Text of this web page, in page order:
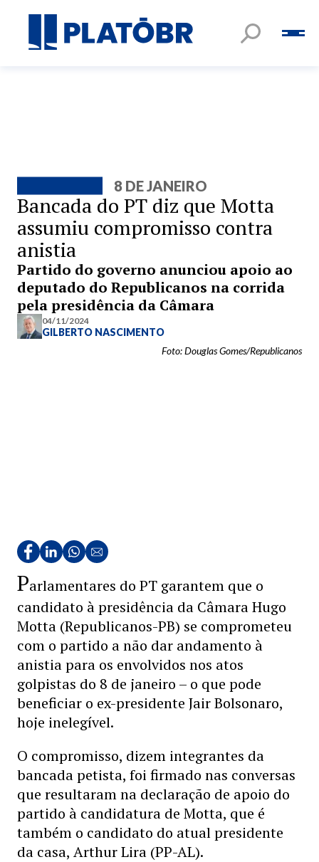
8 DE JANEIRO
Bancada do PT diz que Motta
assumiu compromisso contra
anistia
Partido do governo anunciou apoio ao
deputado do Republicanos na corrida
pela presidência da Câmara
04/11/2024
GILBERTO NASCIMENTO
Foto: Douglas Gomes/Republicanos
Parlamentares do PT garantem que o
candidato à presidência da Câmara Hugo
Motta (Republicanos-PB) se comprometeu
com o partido a não dar andamento à
anistia para os envolvidos nos atos
golpistas do 8 de janeiro – o que pode
beneficiar o ex-presidente Jair Bolsonaro,
hoje inelegível.
O compromisso, dizem integrantes da
bancada petista, foi firmado nas conversas
que resultaram na declaração de apoio do
partido à candidatura de Motta, que é
também o candidato do atual presidente
da casa, Arthur Lira (PP-AL).